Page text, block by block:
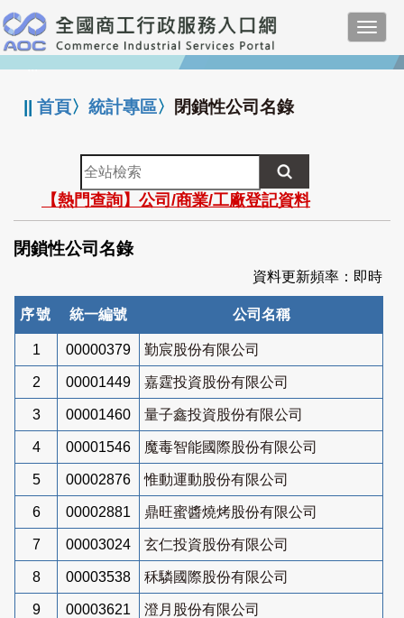
跳
到
主
要
:::
||首頁〉統計專區〉 閉鎖性公司名錄
全
站
檢
索
【熱門查詢】公司/商業/工廠登記資料
閉鎖性公司名錄
資料更新頻率：即時
序號 統一編號 公司名稱
1 00000379 勤宸股份有限公司
2 00001449 嘉霆投資股份有限公司
3 00001460 量子鑫投資股份有限公司
4 00001546 魔毒智能國際股份有限公司
5 00002876 惟動運動股份有限公司
6 00002881 鼎旺蜜醬燒烤股份有限公司
7 00003024 玄仁投資股份有限公司
8 00003538 秝驎國際股份有限公司
9 00003621 澄月股份有限公司